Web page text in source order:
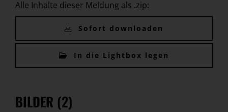
Alle Inhalte dieser Meldung als .zip:
Sofort downloaden
In die Lightbox legen
BILDER (2)